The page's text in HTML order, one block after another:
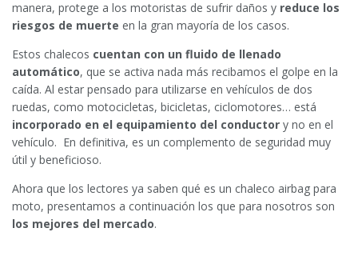
manera, protege a los motoristas de sufrir daños y reduce los
riesgos de muerte en la gran mayoría de los casos.
Estos chalecos cuentan con un fluido de llenado
automático, que se activa nada más recibamos el golpe en la
caída. Al estar pensado para utilizarse en vehículos de dos
ruedas, como motocicletas, bicicletas, ciclomotores… está
incorporado en el equipamiento del conductor y no en el
vehículo. En definitiva, es un complemento de seguridad muy
útil y beneficioso.
Ahora que los lectores ya saben qué es un chaleco airbag para
moto, presentamos a continuación los que para nosotros son
los mejores del mercado.